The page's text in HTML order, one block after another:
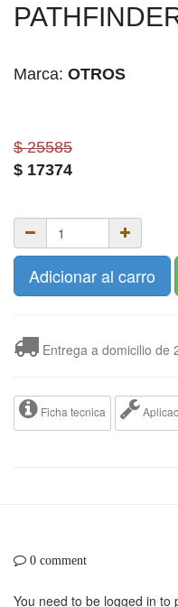
Marca: OTROS
$ 25585
$ 17374
Adicionar al carro
Entrega a domicilio de
Ficha tecnica
0 comment
You need to be logged in to